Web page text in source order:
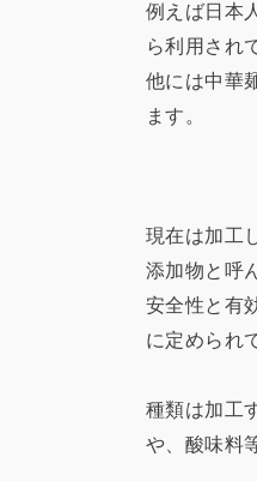
例えば日本
ら利用され
他には中華
ます。
現在は加工
添加物と呼
安全性と有
に定められ
種類は加工
や、酸味料